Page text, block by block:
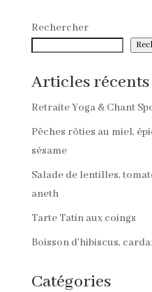
Rechercher
Articles récents
Retraite Yoga & Chant
Pêches rôties au miel,
sésame
Salade de lentilles,
aneth
Tarte Tatin aux coings
Boisson d’hibiscus,
Catégories